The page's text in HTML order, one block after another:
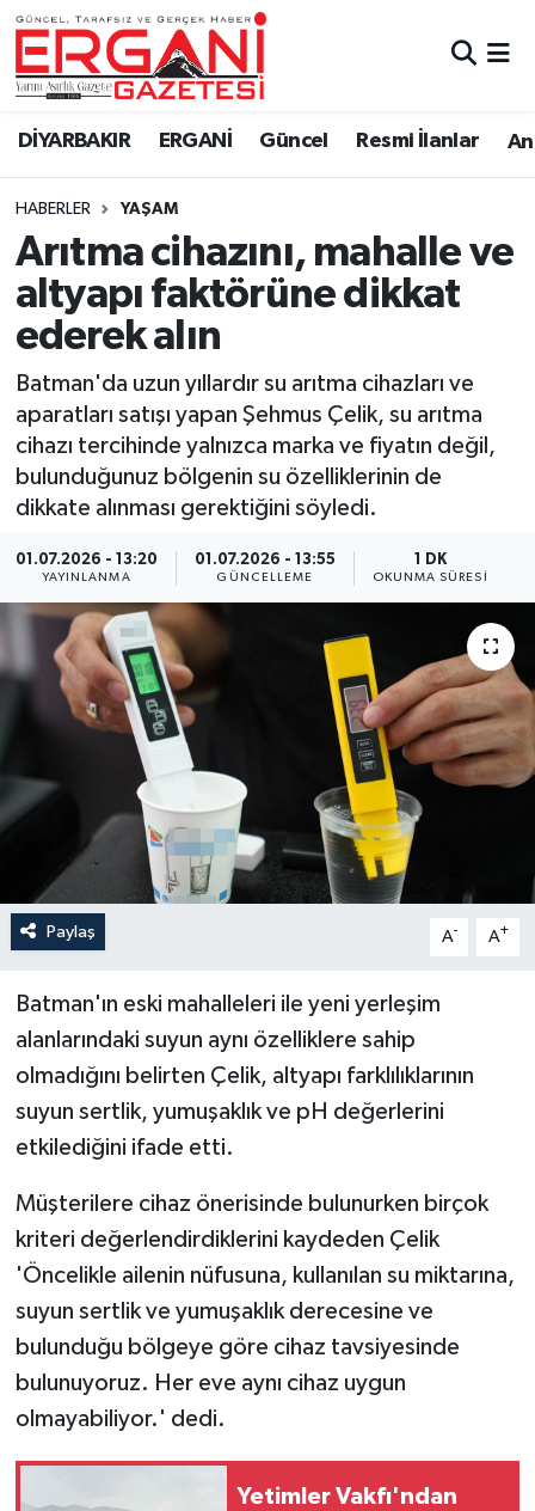
DİYARBAKIR ERGANİ Güncel Resmi İlanlar
HABERLER YAŞAM
Arıtma cihazını, mahalle ve
altyapı faktörüne dikkat
ederek alın
Batman'da uzun yıllardır su arıtma cihazları ve
aparatları satışı yapan Şehmus Çelik, su arıtma
cihazı tercihinde yalnızca marka ve fiyatın değil,
bulunduğunuz bölgenin su özelliklerinin de
dikkate alınması gerektiğini söyledi.
01.07.2026 - 13:20
YAYINLANMA
01.07.2026 - 13:55
GÜNCELLEME
1 DK
OKUNMA SÜRESI
Paylaş A- A+
Batman'ın eski mahalleleri ile yeni yerleşim
alanlarındaki suyun aynı özelliklere sahip
olmadığını belirten Çelik, altyapı farklılıklarının
suyun sertlik, yumuşaklık ve pH değerlerini
etkilediğini ifade etti.
Müşterilere cihaz önerisinde bulunurken birçok
kriteri değerlendirdiklerini kaydeden Çelik
'Öncelikle ailenin nüfusuna, kullanılan su miktarına,
suyun sertlik ve yumuşaklık derecesine ve
bulunduğu bölgeye göre cihaz tavsiyesinde
bulunuyoruz. Her eve aynı cihaz uygun
olmayabiliyor.' dedi.
Yetimler Vakfı'ndan
DİYARBAKIR
BİSMİL
BAĞLAR
ERGANİ
Güncel
Resmi İlanlar
Sağlık
Si̇yaset
Spor
Yaşam
Anali̇z
Bi̇li̇m & Teknoloji̇
Eği̇ti̇m
Ergani Nöbetçi Eczaneler
Ergani Hava Durumu
Ergani Trafik Yoğunluk Haritası
Süper Lig Puan Durumu ve Fikstür
Tüm Manşetler
Son Dakika Haberleri
Haber Arşivi